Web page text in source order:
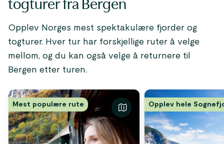
togturer fra Bergen
Opplev Norges mest spektakulære fjorder og
togturer. Hver tur har forskjellige ruter å velge
mellom, og du kan også velge å returnere til
Bergen etter turen.
Mest populære rute Opplev hele